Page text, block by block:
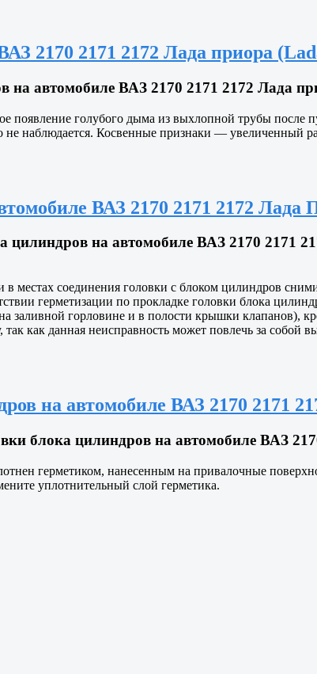
2170 2171 2172 Лада приора
автомобиле ВАЗ 2170 2171 2172 Лада
появление голубого дыма из выхлопной трубы после
наблюдается. Косвенные признаки — увеличенный
ВАЗ 2170 2171 2172
на автомобиле ВАЗ 2170 2171
соединения головки с блоком цилиндров
герметизации по прокладке головки блока
заливной горловине и в полости крышки клапанов),
как данная неисправность может повлечь за собой
на автомобиле ВАЗ 2170 2171
блока цилиндров на автомобиле ВАЗ
герметиком, нанесенным на привалочные
уплотнительный слой герметика.